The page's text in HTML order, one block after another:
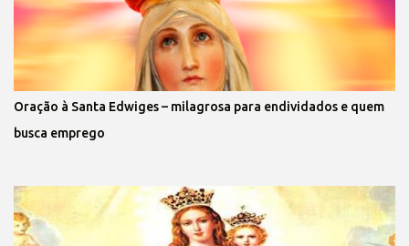
Oração à Santa Edwiges – milagrosa para endividados e quem
busca emprego